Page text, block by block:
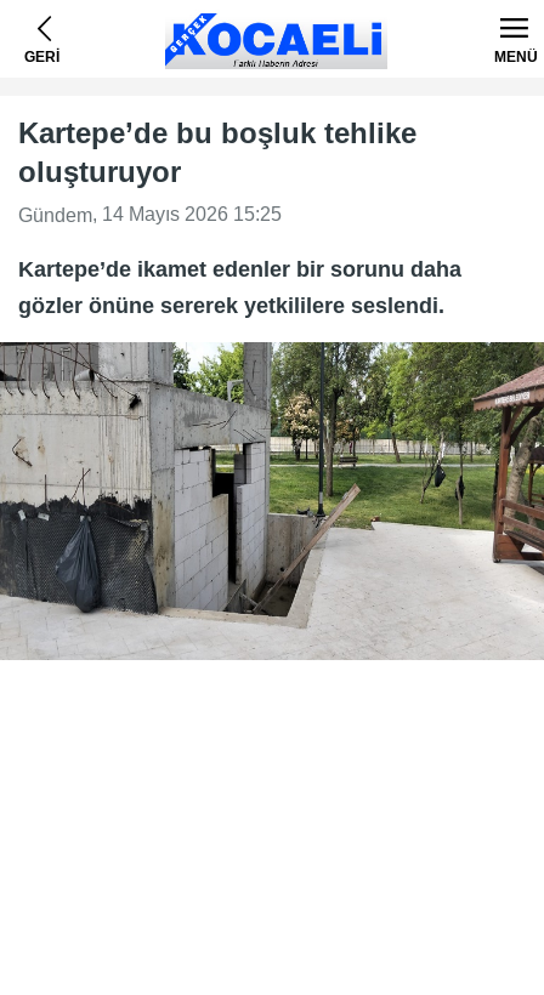
GERİ MENÜ
Kartepe’de bu boşluk tehlike
oluşturuyor
Gündem, 14 Mayıs 2026 15:25
Kartepe’de ikamet edenler bir sorunu daha
gözler önüne sererek yetkililere seslendi.